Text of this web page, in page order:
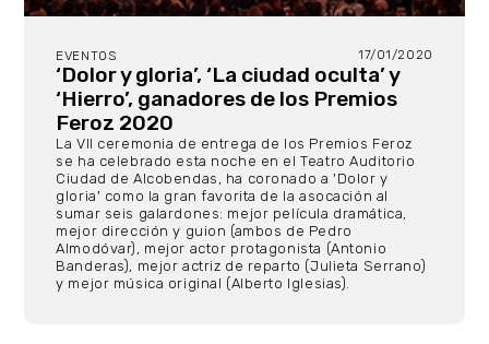
EVENTOS 17/01/2020
‘Dolor y gloria’, ‘La ciudad oculta’ y
‘Hierro’, ganadores de los Premios
Feroz 2020
La VII ceremonia de entrega de los Premios Feroz
se ha celebrado esta noche en el Teatro Auditorio
Ciudad de Alcobendas, ha coronado a 'Dolor y
gloria' como la gran favorita de la asocación al
sumar seis galardones: mejor película dramática,
mejor dirección y guion (ambos de Pedro
Almodóvar), mejor actor protagonista (Antonio
Banderas), mejor actriz de reparto (Julieta Serrano)
y mejor música original (Alberto Iglesias).